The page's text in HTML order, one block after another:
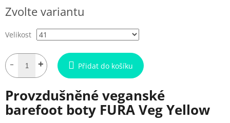
cena:
Zvolte variantu
Velikost
Přidat do košíku
Provzdušněné veganské
barefoot boty FURA Veg Yellow